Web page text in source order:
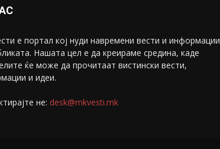
е портал коj нуди навремени вести и информации
Нашата цел е да креираме средина, каде
ќе може да прочитаат вистински вести,
и идеи.
не: desk@mkvesti.mk